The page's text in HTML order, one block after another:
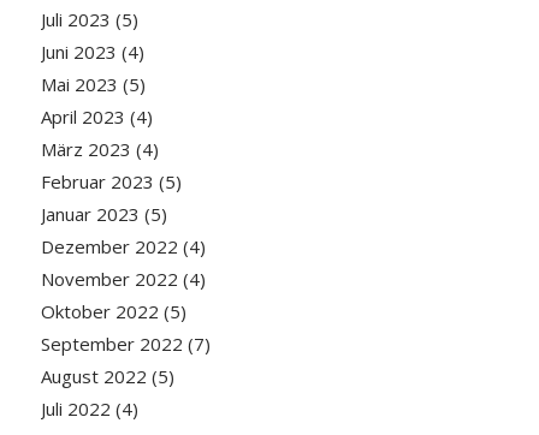
Juli 2023 (5)
Juni 2023 (4)
Mai 2023 (5)
April 2023 (4)
März 2023 (4)
Februar 2023 (5)
Januar 2023 (5)
Dezember 2022 (4)
November 2022 (4)
Oktober 2022 (5)
September 2022 (7)
August 2022 (5)
Juli 2022 (4)